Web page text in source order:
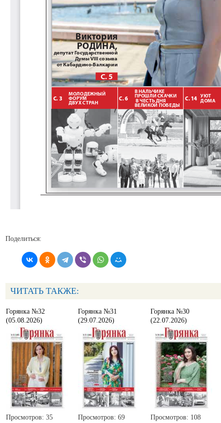
Поделиться:
ЧИТАТЬ ТАКЖЕ:
Горянка №32
(05.08.2026)
Просмотров: 35
Горянка №31
(29.07.2026)
Просмотров: 69
Горянка №30
(22.07.2026)
Просмотров: 108